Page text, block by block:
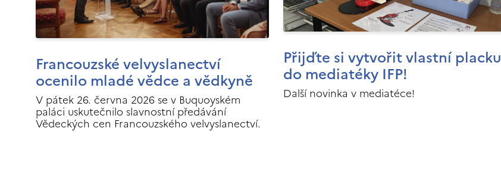
Francouzské velvyslanectví
ocenilo mladé vědce a vědkyně
V pátek 26. června 2026 se v Buquoyském
paláci uskutečnilo slavnostní předávání
Vědeckých cen Francouzského velvyslanectví.
Přijďte si vytvořit vlastní placku
do mediatéky IFP!
Další novinka v mediatéce!